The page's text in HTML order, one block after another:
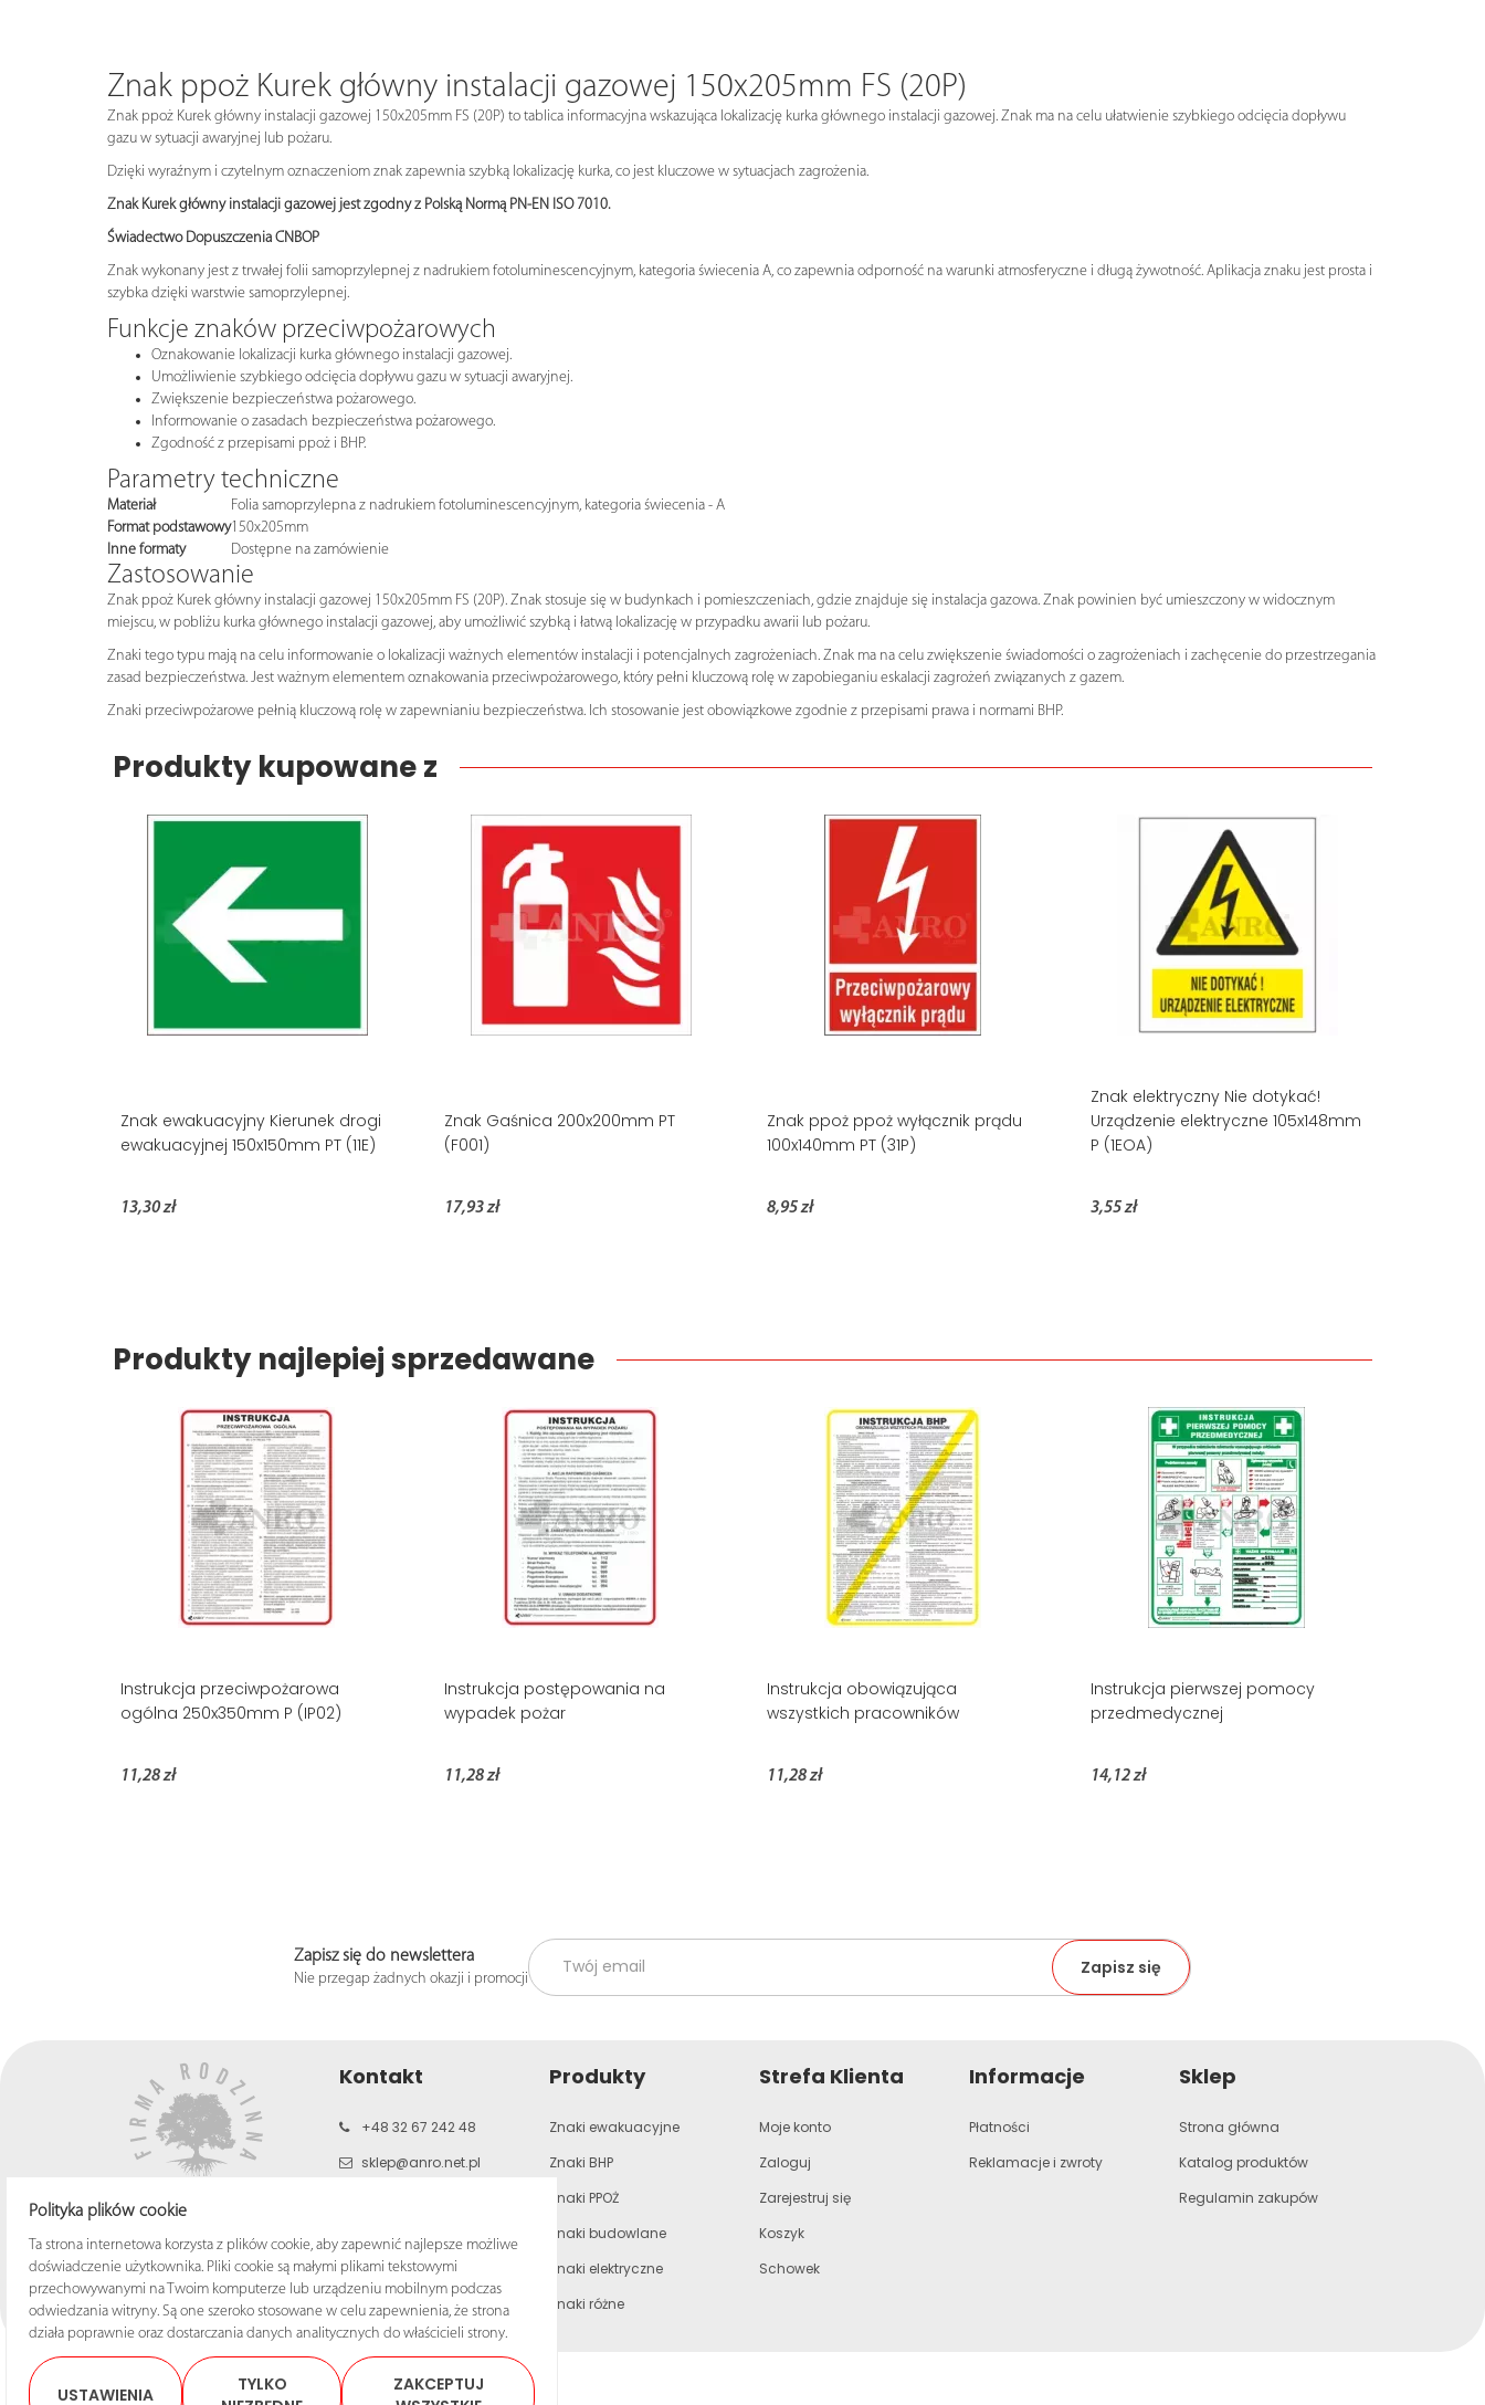
Znak ppoż Kurek główny instalacji gazowej 150x205mm FS (20P)
Znak ppoż Kurek główny instalacji gazowej 150x205mm FS (20P) to tablica informacyjna wskazująca lokalizację kurka głównego instalacji gazowej. Znak ma na celu ułatwienie szybkiego odcięcia dopływu
gazu w sytuacji awaryjnej lub pożaru.
Dzięki wyraźnym i czytelnym oznaczeniom znak zapewnia szybką lokalizację kurka, co jest kluczowe w sytuacjach zagrożenia.
Znak Kurek główny instalacji gazowej jest zgodny z Polską Normą PN-EN ISO 7010.
Świadectwo Dopuszczenia CNBOP
Znak wykonany jest z trwałej folii samoprzylepnej z nadrukiem fotoluminescencyjnym, kategoria świecenia A, co zapewnia odporność na warunki atmosferyczne i długą żywotność. Aplikacja znaku jest prosta i
szybka dzięki warstwie samoprzylepnej.
Funkcje znaków przeciwpożarowych
Oznakowanie lokalizacji kurka głównego instalacji gazowej.
Umożliwienie szybkiego odcięcia dopływu gazu w sytuacji awaryjnej.
Zwiększenie bezpieczeństwa pożarowego.
Informowanie o zasadach bezpieczeństwa pożarowego.
Zgodność z przepisami ppoż i BHP.
Parametry techniczne
Materiał
Folia samoprzylepna z nadrukiem fotoluminescencyjnym, kategoria świecenia - A
Format podstawowy150x205mm
Inne formaty
Dostępne na zamówienie
Zastosowanie
Znak ppoż Kurek główny instalacji gazowej 150x205mm FS (20P). Znak stosuje się w budynkach i pomieszczeniach, gdzie znajduje się instalacja gazowa. Znak powinien być umieszczony w widocznym
miejscu, w pobliżu kurka głównego instalacji gazowej, aby umożliwić szybką i łatwą lokalizację w przypadku awarii lub pożaru.
Znaki tego typu mają na celu informowanie o lokalizacji ważnych elementów instalacji i potencjalnych zagrożeniach. Znak ma na celu zwiększenie świadomości o zagrożeniach i zachęcenie do przestrzegania
zasad bezpieczeństwa. Jest ważnym elementem oznakowania przeciwpożarowego, który pełni kluczową rolę w zapobieganiu eskalacji zagrożeń związanych z gazem.
Znaki przeciwpożarowe pełnią kluczową rolę w zapewnianiu bezpieczeństwa. Ich stosowanie jest obowiązkowe zgodnie z przepisami prawa i normami BHP.
Produkty kupowane z
Znak ewakuacyjny Kierunek drogi
ewakuacyjnej 150x150mm PT (11E)
13,30 zł
Znak Gaśnica 200x200mm PT
(F001)
17,93 zł
Znak ppoż ppoż wyłącznik prądu
100x140mm PT (31P)
8,95 zł
Znak elektryczny Nie dotykać!
Urządzenie elektryczne 105x148mm
P (1EOA)
3,55 zł
Produkty najlepiej sprzedawane
Instrukcja przeciwpożarowa
ogólna 250x350mm P (IP02)
11,28 zł
Instrukcja postępowania na
wypadek pożar
11,28 zł
Instrukcja obowiązująca
wszystkich pracowników
11,28 zł
Instrukcja pierwszej pomocy
przedmedycznej
14,12 zł
Zapisz się do newslettera
Nie przegap żadnych okazji i promocji
Kontakt
+48 32 67 242 48
sklep@anro.net.pl
Produkty
Znaki ewakuacyjne
Znaki BHP
Znaki PPOŻ
Znaki budowlane
Znaki elektryczne
Znaki różne
Strefa Klienta
Moje konto
Zaloguj
Zarejestruj się
Koszyk
Schowek
Informacje
Płatności
Reklamacje i zwroty
Sklep
Strona główna
Katalog produktów
Regulamin zakupów
Polityka plików cookie
Ta strona internetowa korzysta z plików cookie, aby zapewnić najlepsze możliwe
doświadczenie użytkownika. Pliki cookie są małymi plikami tekstowymi
przechowywanymi na Twoim komputerze lub urządzeniu mobilnym podczas
odwiedzania witryny. Są one szeroko stosowane w celu zapewnienia, że strona
działa poprawnie oraz dostarczania danych analitycznych do właścicieli strony.
USTAWIENIA
TYLKO
ZAKCEPTUJ